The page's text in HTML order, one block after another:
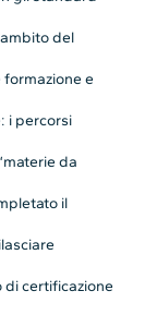
del
e
i percorsi
da
il
di certificazione